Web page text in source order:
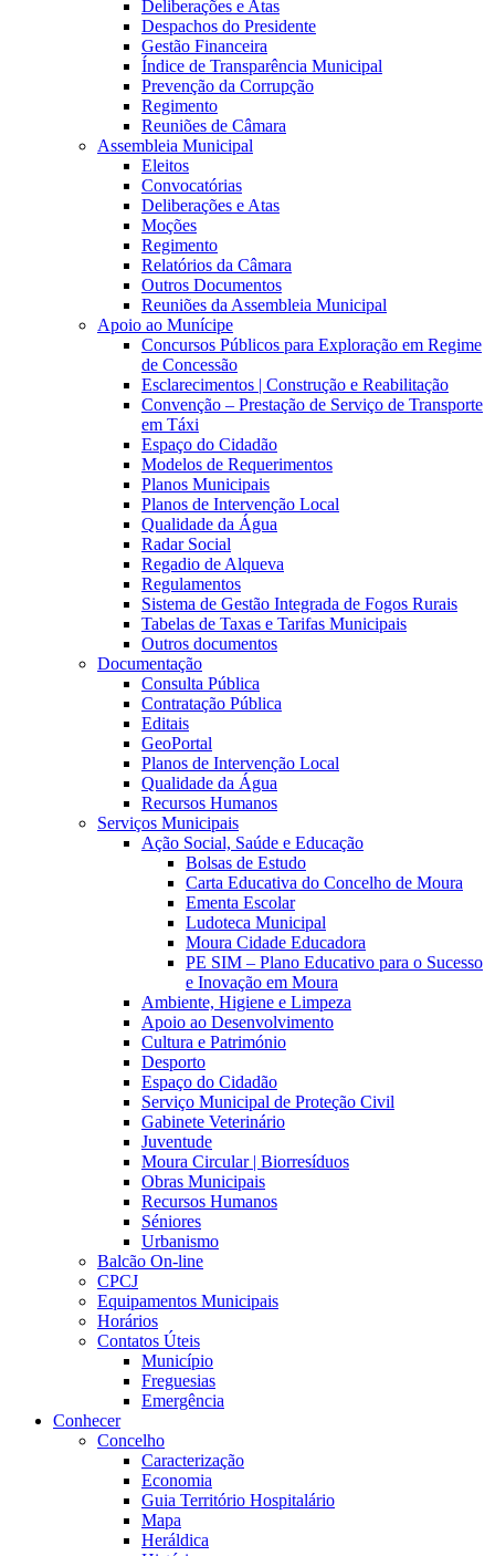
Deliberações e Atas
Despachos do Presidente
Gestão Financeira
Índice de Transparência Municipal
Prevenção da Corrupção
Regimento
Reuniões de Câmara
Assembleia Municipal
Eleitos
Convocatórias
Deliberações e Atas
Moções
Regimento
Relatórios da Câmara
Outros Documentos
Reuniões da Assembleia Municipal
Apoio ao Munícipe
Concursos Públicos para Exploração em Regime
de Concessão
Esclarecimentos | Construção e Reabilitação
Convenção – Prestação de Serviço de Transporte
em Táxi
Espaço do Cidadão
Modelos de Requerimentos
Planos Municipais
Planos de Intervenção Local
Qualidade da Água
Radar Social
Regadio de Alqueva
Regulamentos
Sistema de Gestão Integrada de Fogos Rurais
Tabelas de Taxas e Tarifas Municipais
Outros documentos
Documentação
Consulta Pública
Contratação Pública
Editais
GeoPortal
Planos de Intervenção Local
Qualidade da Água
Recursos Humanos
Serviços Municipais
Ação Social, Saúde e Educação
Bolsas de Estudo
Carta Educativa do Concelho de Moura
Ementa Escolar
Ludoteca Municipal
Moura Cidade Educadora
PE SIM – Plano Educativo para o Sucesso
e Inovação em Moura
Ambiente, Higiene e Limpeza
Apoio ao Desenvolvimento
Cultura e Património
Desporto
Espaço do Cidadão
Serviço Municipal de Proteção Civil
Gabinete Veterinário
Juventude
Moura Circular | Biorresíduos
Obras Municipais
Recursos Humanos
Séniores
Urbanismo
Balcão On-line
CPCJ
Equipamentos Municipais
Horários
Contatos Úteis
Município
Freguesias
Emergência
Conhecer
Concelho
Caracterização
Economia
Guia Território Hospitalário
Mapa
Heráldica